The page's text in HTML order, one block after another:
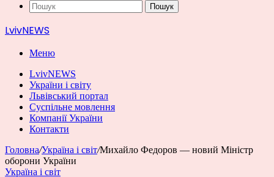
Пошук
LvivNEWS
Меню
LvivNEWS
України і світу
Львівський портал
Суспільне мовлення
Компанії України
Контакти
Головна/Україна і світ/Михайло Федоров — новий Міністр
оборони України
Україна і світ